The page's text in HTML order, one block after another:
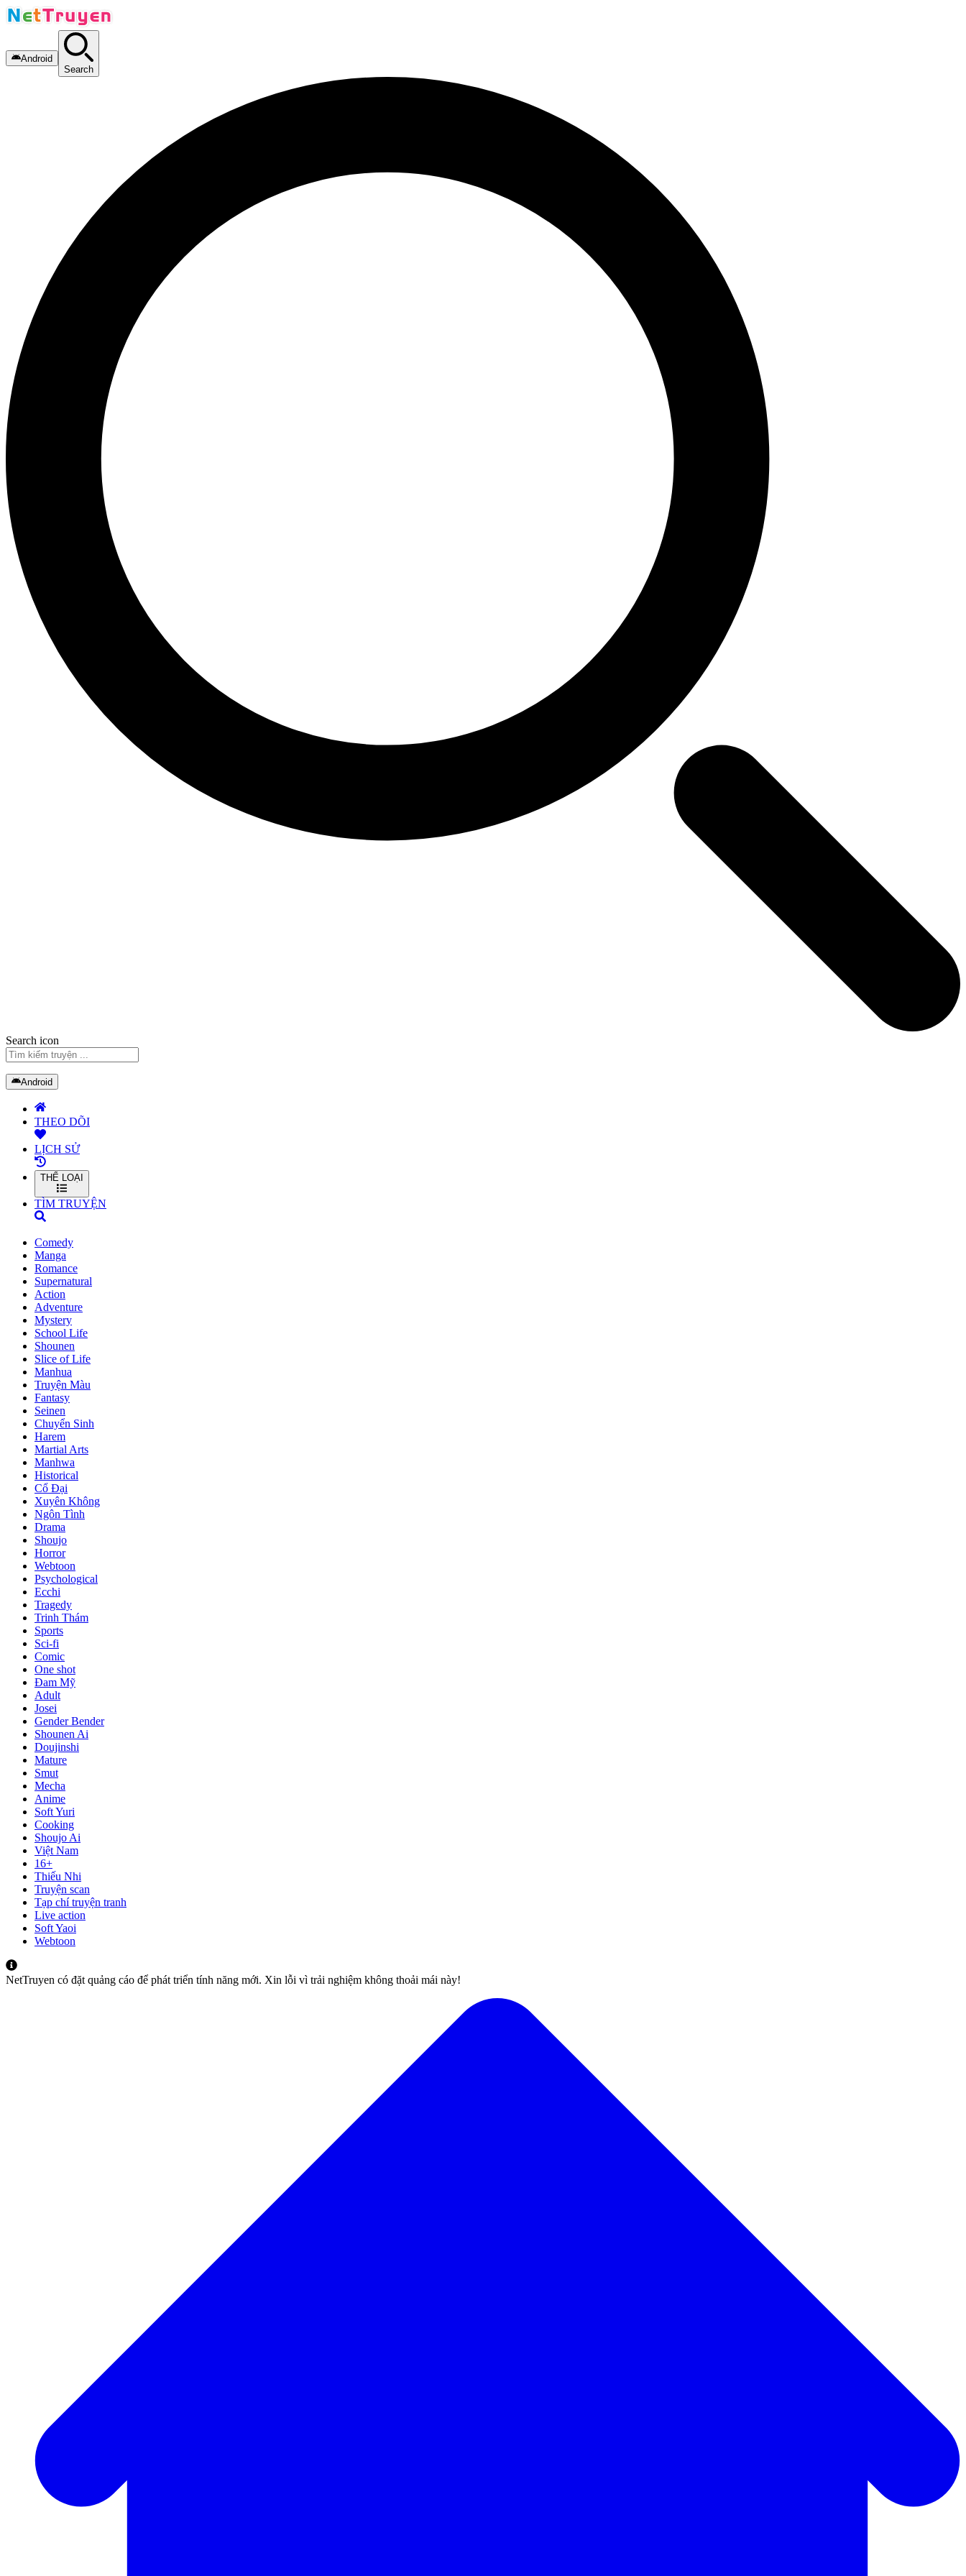
Android
Search
Search icon
Android
THEO DÕI
LỊCH SỬ
THỂ LOẠI
TÌM TRUYỆN
Comedy
Manga
Romance
Supernatural
Action
Adventure
Mystery
School Life
Shounen
Slice of Life
Manhua
Truyện Màu
Fantasy
Seinen
Chuyển Sinh
Harem
Martial Arts
Manhwa
Historical
Cổ Đại
Xuyên Không
Ngôn Tình
Drama
Shoujo
Horror
Webtoon
Psychological
Ecchi
Tragedy
Trinh Thám
Sports
Sci-fi
Comic
One shot
Đam Mỹ
Adult
Josei
Gender Bender
Shounen Ai
Doujinshi
Mature
Smut
Mecha
Anime
Soft Yuri
Cooking
Shoujo Ai
Việt Nam
16+
Thiếu Nhi
Truyện scan
Tạp chí truyện tranh
Live action
Soft Yaoi
Webtoon
NetTruyen có đặt quảng cáo để phát triển tính năng mới. Xin lỗi vì trải nghiệm không thoải mái này!